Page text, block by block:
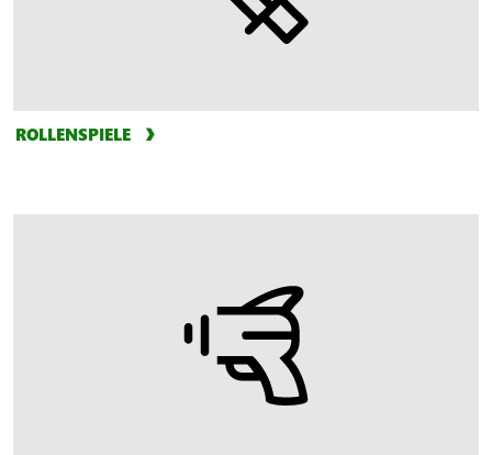
ROLLENSPIELE